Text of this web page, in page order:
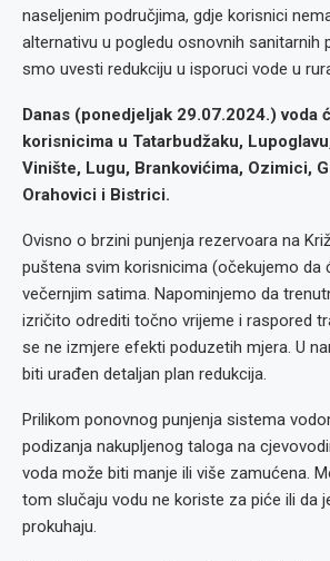
naseljenim područjima, gdje korisnici
alternativu u pogledu osnovnih sanitarnih
smo uvesti redukciju u isporuci vode u
Danas (ponedjeljak 29.07.2024.) voda
korisnicima u Tatarbudžaku,
Vinište, Lugu, Brankovićima, Ozimici,
Orahovici i Bistrici.
Ovisno o brzini punjenja rezervoara na
puštena svim korisnicima (očekujemo da
večernjim satima. Napominjemo da
izričito odrediti točno vrijeme i raspored
se ne izmjere efekti poduzetih mjera. U
biti urađen detaljan plan redukcija.
Prilikom ponovnog punjenja sistema
podizanja nakupljenog taloga na
voda može biti manje ili više zamućena.
tom slučaju vodu ne koriste za piće ili da
prokuhaju.